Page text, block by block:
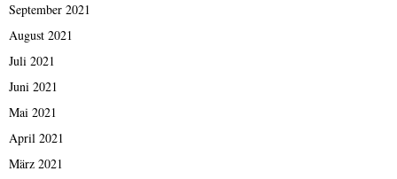
September 2021
August 2021
Juli 2021
Juni 2021
Mai 2021
April 2021
März 2021